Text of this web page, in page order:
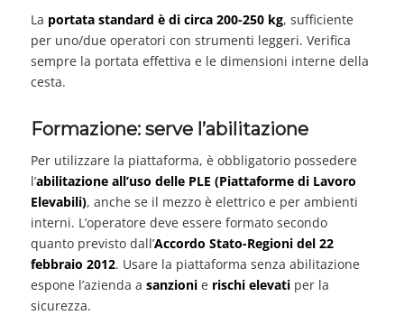
La portata standard è di circa 200-250 kg, sufficiente
per uno/due operatori con strumenti leggeri. Verifica
sempre la portata effettiva e le dimensioni interne della
cesta.
Formazione: serve l’abilitazione
Per utilizzare la piattaforma, è obbligatorio possedere
l’abilitazione all’uso delle PLE (Piattaforme di Lavoro
Elevabili), anche se il mezzo è elettrico e per ambienti
interni. L’operatore deve essere formato secondo
quanto previsto dall’Accordo Stato-Regioni del 22
febbraio 2012. Usare la piattaforma senza abilitazione
espone l’azienda a sanzionie rischi elevatiper la
sicurezza.